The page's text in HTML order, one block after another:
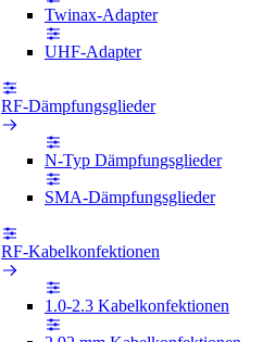
Twinax-Adapter
UHF-Adapter
RF-Dämpfungsglieder
N-Typ Dämpfungsglieder
SMA-Dämpfungsglieder
RF-Kabelkonfektionen
1.0-2.3 Kabelkonfektionen